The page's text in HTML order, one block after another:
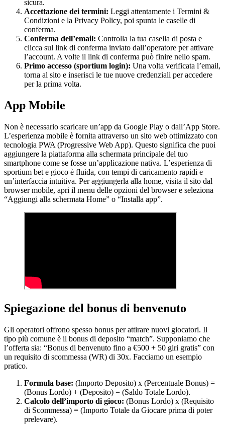
sicura.
Accettazione dei termini: Leggi attentamente i Termini &
Condizioni e la Privacy Policy, poi spunta le caselle di
conferma.
Conferma dell’email: Controlla la tua casella di posta e
clicca sul link di conferma inviato dall’operatore per attivare
l’account. A volte il link di conferma può finire nello spam.
Primo accesso (sportium login): Una volta verificata l’email,
torna al sito e inserisci le tue nuove credenziali per accedere
per la prima volta.
App Mobile
Non è necessario scaricare un’app da Google Play o dall’App Store.
L’esperienza mobile è fornita attraverso un sito web ottimizzato con
tecnologia PWA (Progressive Web App). Questo significa che puoi
aggiungere la piattaforma alla schermata principale del tuo
smartphone come se fosse un’applicazione nativa. L’esperienza di
sportium bet e gioco è fluida, con tempi di caricamento rapidi e
un’interfaccia intuitiva. Per aggiungerla alla home, visita il sito dal
browser mobile, apri il menu delle opzioni del browser e seleziona
“Aggiungi alla schermata Home” o “Installa app”.
Spiegazione del bonus di benvenuto
Gli operatori offrono spesso bonus per attirare nuovi giocatori. Il
tipo più comune è il bonus di deposito “match”. Supponiamo che
l’offerta sia: “Bonus di benvenuto fino a €500 + 50 giri gratis” con
un requisito di scommessa (WR) di 30x. Facciamo un esempio
pratico.
Formula base: (Importo Deposito) x (Percentuale Bonus) =
(Bonus Lordo) + (Deposito) = (Saldo Totale Lordo).
Calcolo dell’importo di gioco: (Bonus Lordo) x (Requisito
di Scommessa) = (Importo Totale da Giocare prima di poter
prelevare).